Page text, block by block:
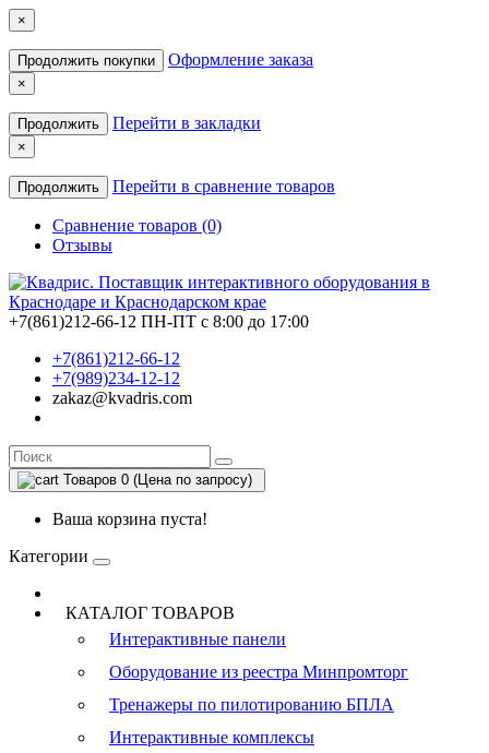
×
Продолжить покупки Оформление заказа
×
Продолжить Перейти в закладки
×
Продолжить Перейти в сравнение товаров
Сравнение товаров (0)
Отзывы
+7(861)212-66-12 ПН-ПТ с 8:00 до 17:00
+7(861)212-66-12
+7(989)234-12-12
zakaz@kvadris.com
Товаров 0 (Цена по запросу)
Ваша корзина пуста!
Категории
КАТАЛОГ ТОВАРОВ
Интерактивные панели
Оборудование из реестра Минпромторг
Тренажеры по пилотированию БПЛА
Интерактивные комплексы